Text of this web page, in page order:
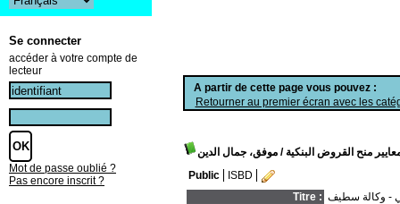
A partir de cette page vous pouvez :
Retourner au premier écran avec les
منح القروض البنكية / موفق، جمال الدين
Public
ISBD
Titre :
Se connecter
accéder à votre compte de
lecteur
Mot de passe oublié ?
Pas encore inscrit ?